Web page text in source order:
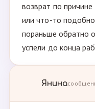
возврат по
или что-то
пораньше обратно
успели до конца
Янина